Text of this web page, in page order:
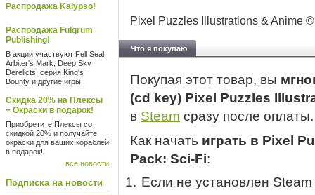
Распродажа Kalypso!
Распродажа Fulqrum
Publishing!
В акции участвуют Fell Seal:
Arbiter's Mark, Deep Sky
Derelicts, серия King's
Bounty и другие игры
Скидка 20% на Плексы
+ Окраски в подарок!
Приобретите Плексы со
скидкой 20% и получайте
окраски для ваших кораблей
в подарок!
все новости
Подписка на новости
Pixel Puzzles Illustrations & Anime
Что я покупаю
Покупая этот товар, вы
(cd key) Pixel Puzzles
в Steam сразу после оплаты.
Как начать играть в Pixel
Pack: Sci-Fi:
Если не установлен